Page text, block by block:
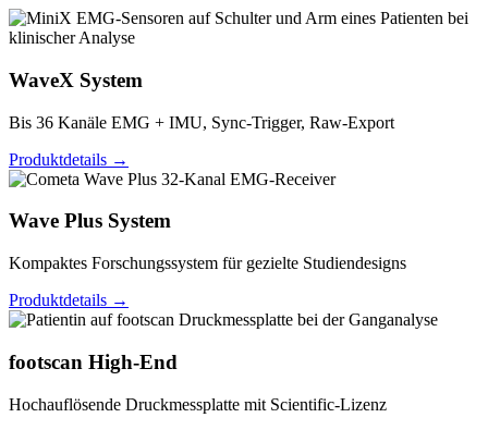
WaveX System
Bis 36 Kanäle EMG + IMU, Sync-Trigger, Raw-Export
Produktdetails →
Wave Plus System
Kompaktes Forschungssystem für gezielte Studiendesigns
Produktdetails →
footscan High-End
Hochauflösende Druckmessplatte mit Scientific-Lizenz